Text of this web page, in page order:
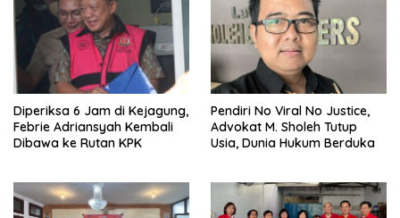
Diperiksa 6 Jam di Kejagung,
Febrie Adriansyah Kembali
Dibawa ke Rutan KPK
Pendiri No Viral No Justice,
Advokat M. Sholeh Tutup
Usia, Dunia Hukum Berduka